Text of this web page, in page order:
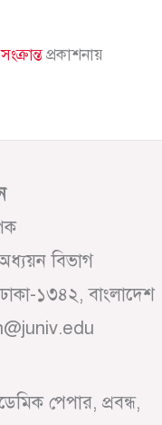
প্রকাশনায়
বিভাগ
ঢাকা-১৩৪২, বাংলাদেশ
পেপার, প্রবন্ধ,